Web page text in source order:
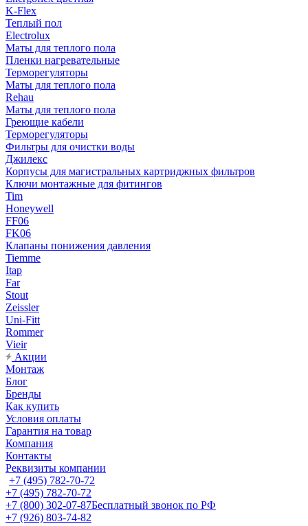
K-Flex
Теплый пол
Electrolux
Маты для теплого пола
Пленки нагревательные
Терморегуляторы
Маты для теплого пола
Rehau
Маты для теплого пола
Греющие кабели
Терморегуляторы
Фильтры для очистки воды
Джилекс
Корпусы для магистральных картриджных фильтров
Ключи монтажные для фитингов
Tim
Honeywell
FF06
FK06
Клапаны понижения давления
Tiemme
Itap
Far
Stout
Zeissler
Uni-Fitt
Rommer
Vieir
Акции
Монтаж
Блог
Бренды
Как купить
Условия оплаты
Гарантия на товар
Компания
Контакты
Реквизиты компании
+7 (495) 782-70-72
+7 (495) 782-70-72
+7 (800) 302-07-87Бесплатный звонок по РФ
+7 (926) 803-74-82